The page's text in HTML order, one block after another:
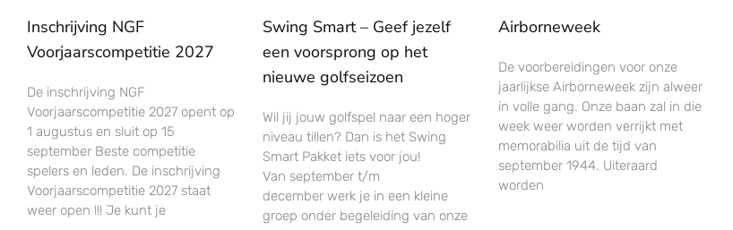
Inschrijving NGF
Voorjaarscompetitie 2027
De inschrijving NGF
Voorjaarscompetitie 2027 opent op
1 augustus en sluit op 15
september Beste competitie
spelers en leden. De inschrijving
Voorjaarscompetitie 2027 staat
weer open !!! Je kunt je
Swing Smart – Geef jezelf
een voorsprong op het
nieuwe golfseizoen
Wil jij jouw golfspel naar een hoger
niveau tillen? Dan is het Swing
Smart Pakket iets voor jou!
Van september t/m
december werk je in een kleine
groep onder begeleiding van onze
Airborneweek
De voorbereidingen voor onze
jaarlijkse Airborneweek zijn alweer
in volle gang. Onze baan zal in die
week weer worden verrijkt met
memorabilia uit de tijd van
september 1944. Uiteraard
worden